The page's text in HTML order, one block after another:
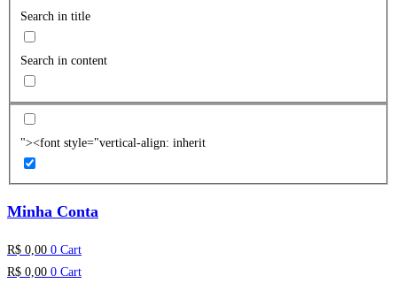
Search in title
Search in content
"><font style="vertical-align: inherit
Minha Conta
R$ 0,00 0 Cart
R$ 0,00 0 Cart